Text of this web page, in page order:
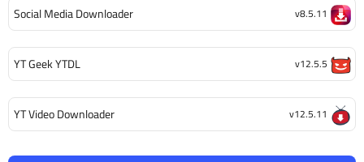
Social Media Downloader v8.5.11
YT Geek YTDL v12.5.5
YT Video Downloader v12.5.11